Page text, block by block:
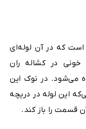
است که در آن لوله‌ای
در کشاله ران
می‌شود. در نوک این
این لوله در دریچه
قسمت را باز کند.